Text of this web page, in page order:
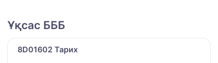
Ұқсас БББ
8D01602 Тарих